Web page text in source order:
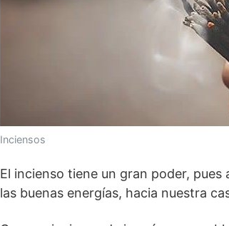
Inciensos
El incienso tiene un gran poder,
las buenas energías, hacia nuestra